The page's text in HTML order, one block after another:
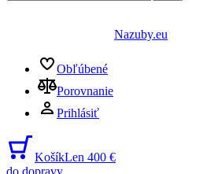
Nazuby.eu
Obľúbené
Porovnanie
Prihlásiť
KošíkLen 400 €
do dopravy